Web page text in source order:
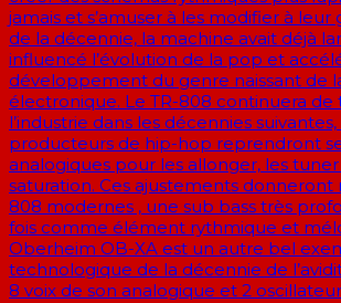
jamais et s’amuser à les modifier à leur
de la décennie, la machine avait déjà
influencé l’évolution de la pop et
développement du genre naissant de
électronique. Le TR-808 continuera de
l’industrie dans les décennies
producteurs de hip-hop reprendront
analogiques pour les allonger, les
saturation. Ces ajustements donneront
808 modernes , une sub bass très
fois comme élément rythmique et
Oberheim OB-XA est un autre bel
technologique de la décennie de
8 voix de son analogique et 2